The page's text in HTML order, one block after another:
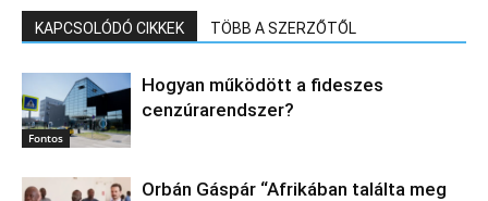
KAPCSOLÓDÓ CIKKEK TÖBB A SZERZŐTŐL
Fontos
Hogyan működött a fideszes
cenzúrarendszer?
Orbán Gáspár “Afrikában találta meg